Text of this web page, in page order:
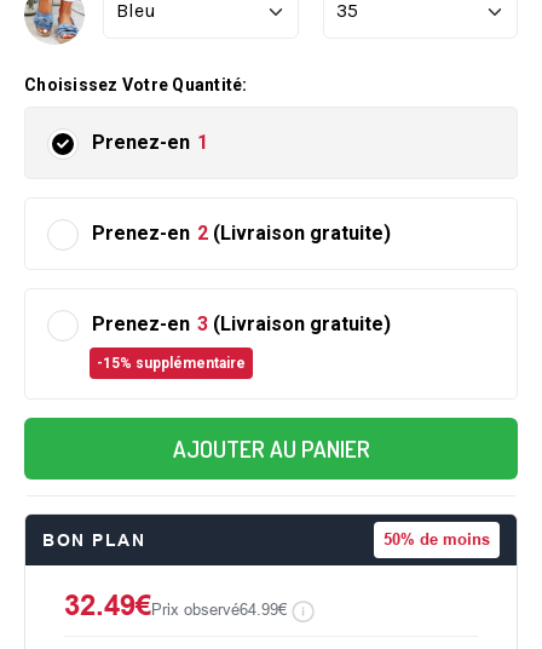
Choisissez Votre Quantité:
Prenez-en 1
Prenez-en 2 (Livraison gratuite)
Prenez-en 3 (Livraison gratuite)
-15% supplémentaire
AJOUTER AU PANIER
BON PLAN 50% de moins
32.49€Prix observé64.99€